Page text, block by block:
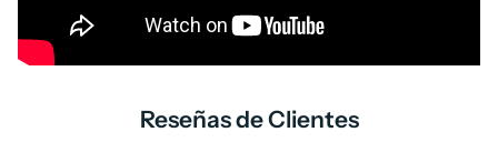
Reseñas de Clientes